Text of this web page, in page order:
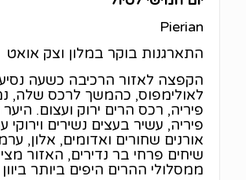
Pierian
התארגנות בוקר במלון וצק אואט
הקפצה לאזור הרכיבה כשעה
לאולימפוס, כהמשך לרכס שלה,
פיריה, רכס הרים ירוק ועצום.
פיריה, עשיר בעצים נשירים וירוקי
אורנים שחורים ואדומים, אלון,
שיחים פרחי בר נדירים, האזור
ממסלולי ההרים היפים ביותר ביוון